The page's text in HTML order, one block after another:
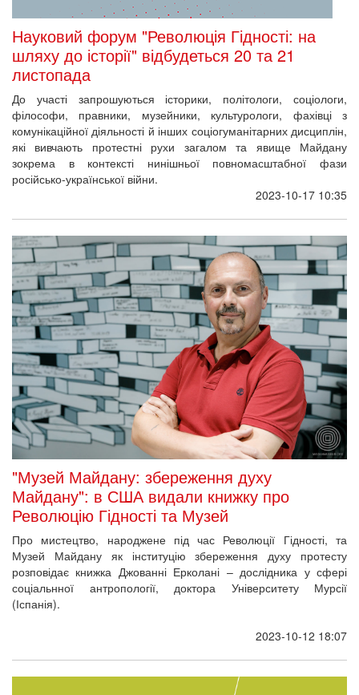
Науковий форум "Революція Гідності: на
шляху до історії" відбудеться 20 та 21
листопада
До участі запрошуються історики, політологи, соціологи,
філософи, правники, музейники, культурологи, фахівці з
комунікаційної діяльності й інших соціогуманітарних дисциплін,
які вивчають протестні рухи загалом та явище Майдану
зокрема в контексті нинішньої повномасштабної фази
російсько-української війни.
2023-10-17 10:35
"Музей Майдану: збереження духу
Майдану": в США видали книжку про
Революцію Гідності та Музей
Про мистецтво, народжене під час Революції Гідності, та
Музей Майдану як інституцію збереження духу протесту
розповідає книжка Джованні Ерколані – дослідника у сфері
соціальнної антропології, доктора Університету Мурсії
(Іспанія).
2023-10-12 18:07